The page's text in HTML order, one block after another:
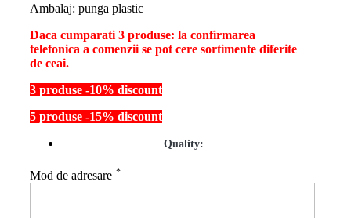
Ambalaj: punga plastic
Daca cumparati 3 produse: la confirmarea
telefonica a comenzii se pot cere sortimente diferite
de ceai.
3 produse -10% discount
5 produse -15% discount
Quality:
Mod de adresare *